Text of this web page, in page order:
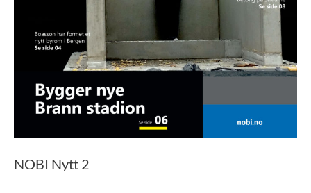
NOBI Nytt 2